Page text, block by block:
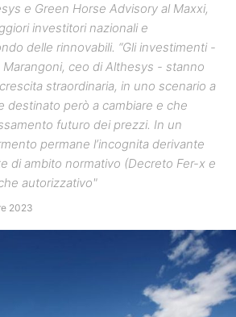
e Green Horse Advisory al Maxxi,
investitori nazionali e
delle rinnovabili. “Gli investimenti -
ceo di Althesys - stanno
straordinaria, in uno scenario a
destinato però a cambiare e che
futuro dei prezzi. In un
permane l’incognita derivante
di ambito normativo (Decreto Fer-x e
autorizzativo"
2023